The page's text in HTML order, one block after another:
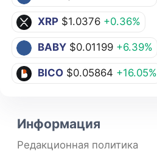
XRP $1.0376 +0.36%
BABY $0.01199 +6.39%
BICO $0.05864 +16.05%
Информация
Редакционная политика